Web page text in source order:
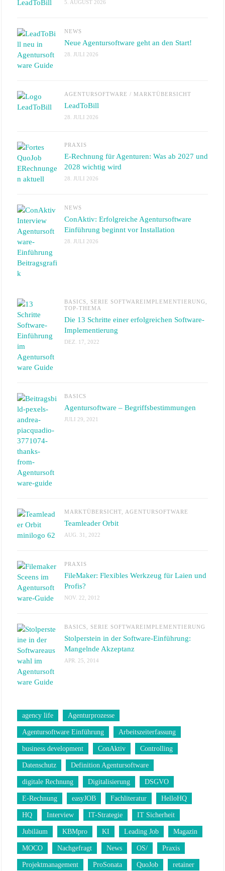
5. AUGUST 2026
NEWS
Neue Agentursoftware geht an den Start!
28. JULI 2026
AGENTURSOFTWARE / MARKTÜBERSICHT
LeadToBill
28. JULI 2026
PRAXIS
E-Rechnung für Agenturen: Was ab 2027 und
2028 wichtig wird
28. JULI 2026
NEWS
ConAktiv: Erfolgreiche Agentursoftware
Einführung beginnt vor Installation
28. JULI 2026
BASICS SERIE SOFTWAREIMPLEMENTIERUNG
TOP-THEMA
Die 13 Schritte einer erfolgreichen Software-
Implementierung
DEZ. 17, 2022
BASICS
Agentursoftware – Begriffsbestimmungen
JULI 29, 2021
MARKTÜBERSICHT, AGENTURSOFTWARE
Teamleader Orbit
AUG. 31, 2022
PRAXIS
FileMaker: Flexibles Werkzeug für Laien und
Profis?
NOV. 22, 2012
BASICS SERIE SOFTWAREIMPLEMENTIERUNG
Stolperstein in der Software-Einführung:
Mangelnde Akzeptanz
APR. 25, 2014
agency life Agenturprozesse
Agentursoftware Einführung Arbeitszeiterfassung
business development ConAktiv Controlling
Datenschutz Definition Agentursoftware
digitale Rechnung Digitalisierung DSGVO
E-Rechnung easyJOB Fachliteratur HelloHQ
HQ Interview IT-Strategie IT Sicherheit
Jubiläum KBMpro KI Leading Job Magazin
MOCO Nachgefragt News OS/ Praxis
Projektmanagement ProSonata QuoJob retainer